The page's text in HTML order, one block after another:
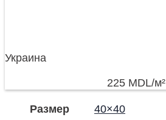
Украина
225 MDL/м²
Размер 40×40